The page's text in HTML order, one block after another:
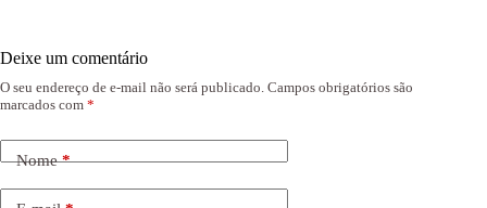
Deixe um comentário
O seu endereço de e-mail não será publicado. Campos obrigatórios são
marcados com *
Nome*